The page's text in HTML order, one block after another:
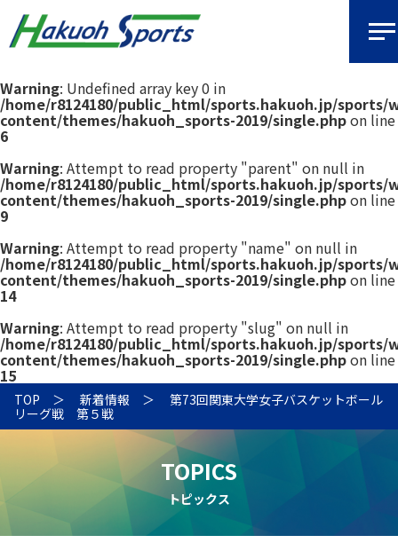
Warning: Undefined array key 0 in
/home/r8124180/public_html/sports.hakuoh.jp/sports/
content/themes/hakuoh_sports-2019/single.phpon line
6
Warning: Attempt to read property "parent" on null in
/home/r8124180/public_html/sports.hakuoh.jp/sports/
content/themes/hakuoh_sports-2019/single.phpon line
9
Warning: Attempt to read property "name" on null in
/home/r8124180/public_html/sports.hakuoh.jp/sports/
content/themes/hakuoh_sports-2019/single.phpon line
14
Warning: Attempt to read property "slug" on null in
/home/r8124180/public_html/sports.hakuoh.jp/sports/
content/themes/hakuoh_sports-2019/single.phpon line
15
TOP 新着情報
第73回関東大学女子バスケットボール
リーグ戦 第５戦
TOPICS
トピックス